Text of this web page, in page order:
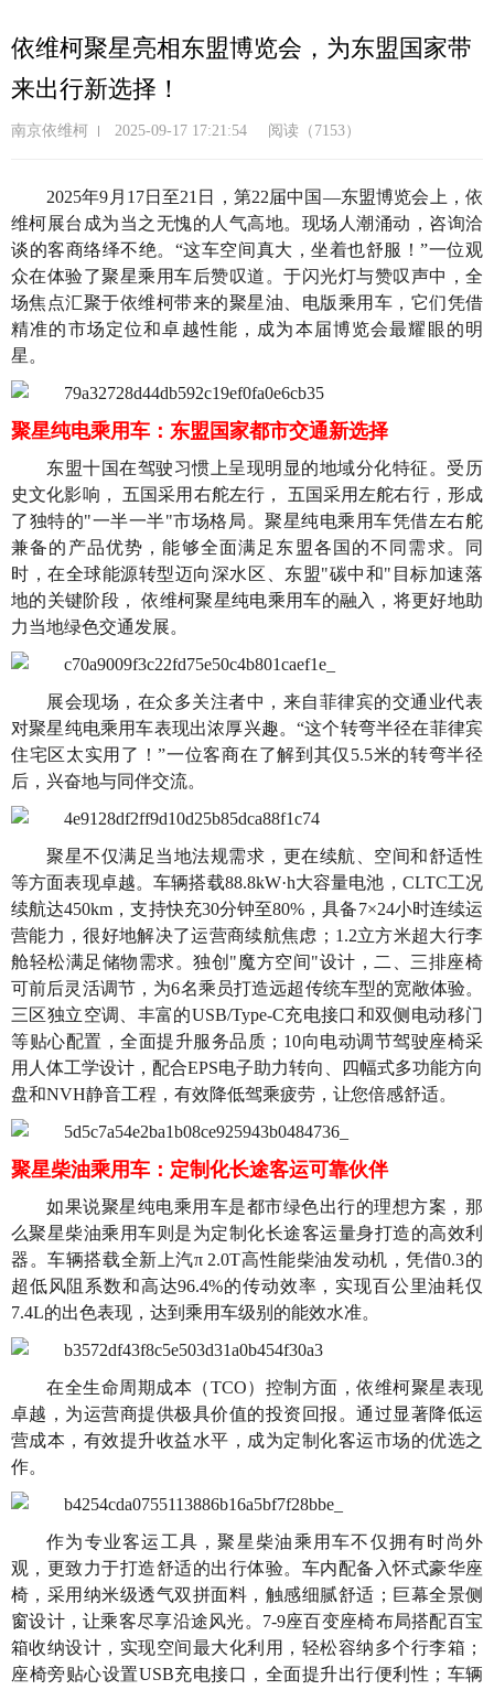
转
到
内
依维柯聚星亮相东盟博览会，为东盟国家带
来出行新选择！
南京依维柯 2025-09-17 17:21:54 阅读（7153）
2025年9月17日至21日，第22届中国—东盟博览会上，依
维柯展台成为当之无愧的人气高地。现场人潮涌动，咨询洽
谈的客商络绎不绝。“这车空间真大，坐着也舒服！”一位观
众在体验了聚星乘用车后赞叹道。于闪光灯与赞叹声中，全
场焦点汇聚于依维柯带来的聚星油、电版乘用车，它们凭借
精准的市场定位和卓越性能，成为本届博览会最耀眼的明
星。
聚星纯电乘用车：东盟国家都市交通新选择
东盟十国在驾驶习惯上呈现明显的地域分化特征。受历
史文化影响， 五国采用右舵左行， 五国采用左舵右行，形成
了独特的"一半一半"市场格局。聚星纯电乘用车凭借左右舵
兼备的产品优势，能够全面满足东盟各国的不同需求。同
时，在全球能源转型迈向深水区、东盟"碳中和"目标加速落
地的关键阶段， 依维柯聚星纯电乘用车的融入，将更好地助
力当地绿色交通发展。
展会现场，在众多关注者中，来自菲律宾的交通业代表
对聚星纯电乘用车表现出浓厚兴趣。“这个转弯半径在菲律宾
住宅区太实用了！”一位客商在了解到其仅5.5米的转弯半径
后，兴奋地与同伴交流。
聚星不仅满足当地法规需求，更在续航、空间和舒适性
等方面表现卓越。车辆搭载88.8kW·h大容量电池，CLTC工况
续航达450km，支持快充30分钟至80%，具备7×24小时连续运
营能力，很好地解决了运营商续航焦虑；1.2立方米超大行李
舱轻松满足储物需求。独创"魔方空间"设计，二、三排座椅
可前后灵活调节，为6名乘员打造远超传统车型的宽敞体验。
三区独立空调、丰富的USB/Type-C充电接口和双侧电动移门
等贴心配置，全面提升服务品质；10向电动调节驾驶座椅采
用人体工学设计，配合EPS电子助力转向、四幅式多功能方向
盘和NVH静音工程，有效降低驾乘疲劳，让您倍感舒适。
聚星柴油乘用车：定制化长途客运可靠伙伴
如果说聚星纯电乘用车是都市绿色出行的理想方案，那
么聚星柴油乘用车则是为定制化长途客运量身打造的高效利
器。车辆搭载全新上汽π 2.0T高性能柴油发动机，凭借0.3的
超低风阻系数和高达96.4%的传动效率，实现百公里油耗仅
7.4L的出色表现，达到乘用车级别的能效水准。
在全生命周期成本（TCO）控制方面，依维柯聚星表现
卓越，为运营商提供极具价值的投资回报。通过显著降低运
营成本，有效提升收益水平，成为定制化客运市场的优选之
作。
作为专业客运工具，聚星柴油乘用车不仅拥有时尚外
观，更致力于打造舒适的出行体验。车内配备入怀式豪华座
椅，采用纳米级透气双拼面料，触感细腻舒适；巨幕全景侧
窗设计，让乘客尽享沿途风光。7-9座百变座椅布局搭配百宝
箱收纳设计，实现空间最大化利用，轻松容纳多个行李箱；
座椅旁贴心设置USB充电接口，全面提升出行便利性；车辆